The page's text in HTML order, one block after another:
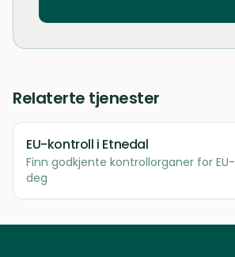
Relaterte tjenester
EU-kontroll i Etnedal
Finn godkjente kontrollorganer for
deg